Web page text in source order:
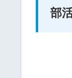
部